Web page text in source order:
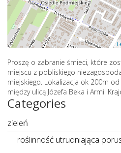
Proszę o zabranie śmieci, które
miejscu z pobliskiego
miejskiego. Lokalizacja ok 200m
między ulicą Józefa Beka i Armii
Categories
zieleń
roślinność utrudniająca